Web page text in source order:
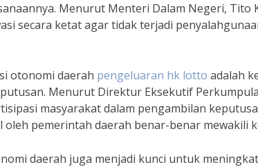
Menurut Menteri Dalam Negeri, Tito
secara ketat agar tidak terjadi
otonomi daerah pengeluaran hk lotto adalah
Menurut Direktur Eksekutif
masyarakat dalam pengambilan
pemerintah daerah benar-benar mewakili
daerah juga menjadi kunci untuk